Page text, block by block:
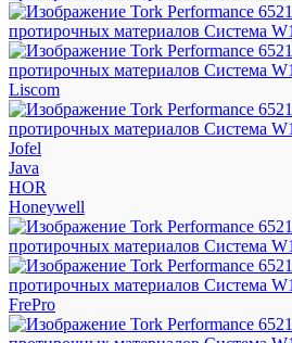
Liscom
Jofel
Java
HOR
Honeywell
FrePro